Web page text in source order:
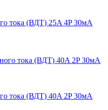
тока (ВДТ) 25A 4P 30мА
тока (ВДТ) 40A 2P 30мА